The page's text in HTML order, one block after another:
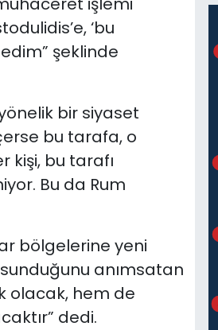
‘bu
şeklinde
bir siyaset
bu tarafa, o
kişi, bu tarafı
Bu da Rum
bölgelerine yeni
anımsatan
olacak, hem de
dedi.